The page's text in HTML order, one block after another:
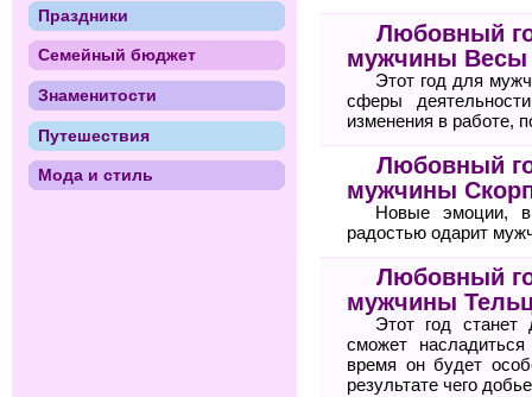
Любовный
мужчины Весы
Этот год для
сферы
изменения в работе,
Любовный
мужчины
Новые эмоции,
радостью одарит
Любовный
мужчины
Этот год
сможет
время он будет
результате чего
Праздники
Семейный бюджет
Знаменитости
Путешествия
Мода и стиль